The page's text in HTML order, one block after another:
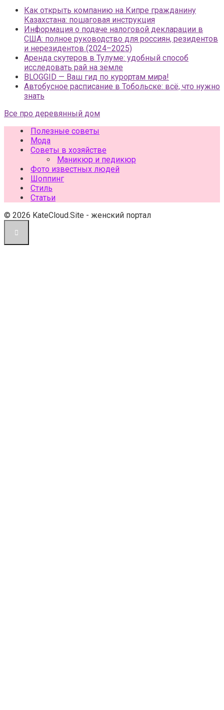
Как открыть компанию на Кипре гражданину
Казахстана: пошаговая инструкция
Информация о подаче налоговой декларации в
США: полное руководство для россиян, резидентов
и нерезидентов (2024–2025)
Аренда скутеров в Тулуме: удобный способ
исследовать рай на земле
BLOGGID — Ваш гид по курортам мира!
Автобусное расписание в Тобольске: всё, что нужно
знать
Все про деревянный дом
Полезные советы
Мода
Советы в хозяйстве
Маникюр и педикюр
Фото известных людей
Шоппинг
Стиль
Статьи
© 2026 KateCloud.Site - женский портал